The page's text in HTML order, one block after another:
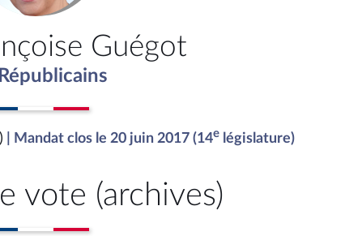
Guégot
| Mandat clos le 20 juin 2017 (14e législature)
vote (archives)